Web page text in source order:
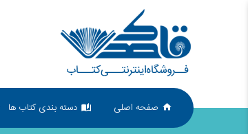
صفحه اصلی دسته بندی کتاب ها